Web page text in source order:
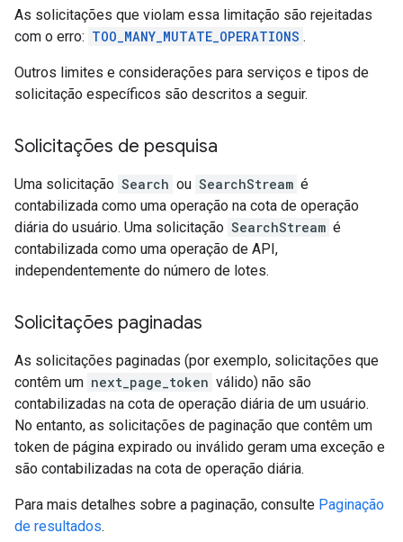
As solicitações que violam essa limitação são rejeitadas
com o erro: TOO_MANY_MUTATE_OPERATIONS .
Outros limites e considerações para serviços e tipos de
solicitação específicos são descritos a seguir.
Solicitações de pesquisa
Uma solicitação Search ou SearchStream é
contabilizada como uma operação na cota de operação
diária do usuário. Uma solicitação SearchStream é
contabilizada como uma operação de API,
independentemente do número de lotes.
Solicitações paginadas
As solicitações paginadas (por exemplo, solicitações que
contêm um next_page_token válido) não são
contabilizadas na cota de operação diária de um usuário.
No entanto, as solicitações de paginação que contêm um
token de página expirado ou inválido geram uma exceção e
são contabilizadas na cota de operação diária.
Para mais detalhes sobre a paginação, consulte Paginação
de resultados.